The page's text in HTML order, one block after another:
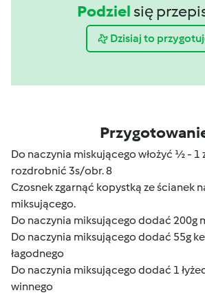
Podziel się
Dzisiaj to
Do naczynia miskującego włożyć ½ - 1
rozdrobnić 3s/obr. 8
Czosnek zgarnąć kopystką ze ścianek
miksującego.
Do naczynia miksującego dodać 200g
Do naczynia miksującego dodać 55g
łagodnego
Do naczynia miksującego dodać 1
winnego